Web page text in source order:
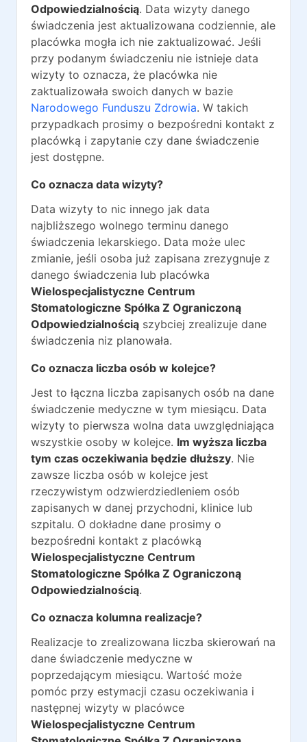
Odpowiedzialnością. Data wizyty danego
świadczenia jest aktualizowana codziennie, ale
placówka mogła ich nie zaktualizować. Jeśli
przy podanym świadczeniu nie istnieje data
wizyty to oznacza, że placówka nie
zaktualizowała swoich danych w bazie
Narodowego Funduszu Zdrowia. W takich
przypadkach prosimy o bezpośredni kontakt z
placówką i zapytanie czy dane świadczenie
jest dostępne.
Co oznacza data wizyty?
Data wizyty to nic innego jak data
najbliższego wolnego terminu danego
świadczenia lekarskiego. Data może ulec
zmianie, jeśli osoba już zapisana zrezygnuje z
danego świadczenia lub placówka
Wielospecjalistyczne Centrum
Stomatologiczne Spółka Z Ograniczoną
Odpowiedzialnością szybciej zrealizuje dane
świadczenia niz planowała.
Co oznacza liczba osób w kolejce?
Jest to łączna liczba zapisanych osób na dane
świadczenie medyczne w tym miesiącu. Data
wizyty to pierwsza wolna data uwzględniająca
wszystkie osoby w kolejce. Im wyższa liczba
tym czas oczekiwania będzie dłuższy. Nie
zawsze liczba osób w kolejce jest
rzeczywistym odzwierdziedleniem osób
zapisanych w danej przychodni, klinice lub
szpitalu. O dokładne dane prosimy o
bezpośredni kontakt z placówką
Wielospecjalistyczne Centrum
Stomatologiczne Spółka Z Ograniczoną
Odpowiedzialnością.
Co oznacza kolumna realizacje?
Realizacje to zrealizowana liczba skierowań na
dane świadczenie medyczne w
poprzedającym miesiącu. Wartość może
pomóc przy estymacji czasu oczekiwania i
następnej wizyty w placówce
Wielospecjalistyczne Centrum